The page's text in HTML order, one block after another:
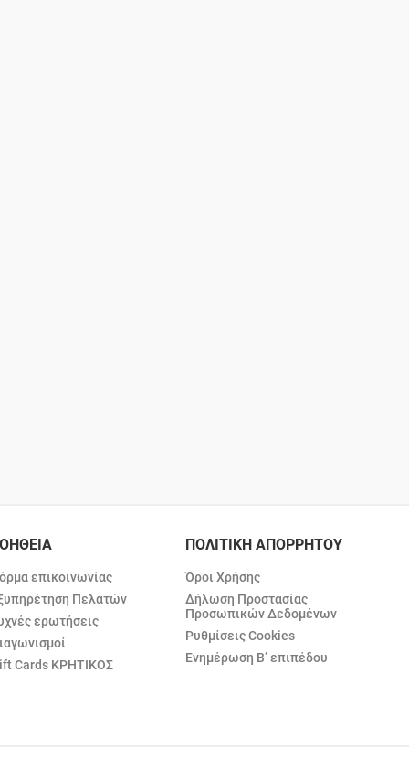
επικοινωνίας
Πελατών
ερωτήσεις
Cards ΚΡΗΤΙΚΟΣ
ΠΟΛΙΤΙΚΗ ΑΠΟΡΡΗΤΟΥ
Όροι Χρήσης
Δήλωση Προστασίας
Προσωπικών Δεδομένων
Ρυθμίσεις Cookies
Ενημέρωση Β’ επιπέδου